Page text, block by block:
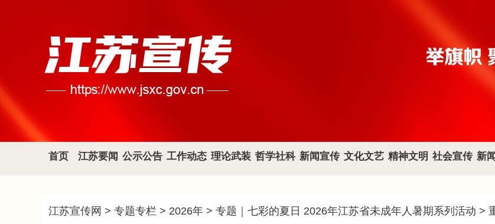
首页 江苏要闻 公示公告 工作动态 理论武装 哲学社科 新闻宣传 文化文艺 精神文明 社会宣传 新
江苏宣传网 > 专题专栏 > 2026年 > 专题｜七彩的夏日 2026年江苏省未成年人暑期系列活动 >